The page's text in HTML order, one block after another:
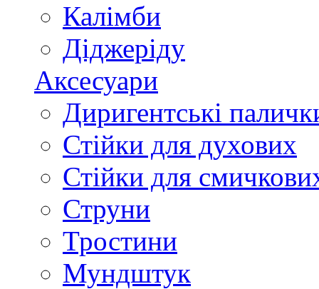
Калімби
Діджеріду
Аксесуари
Диригентські
Стійки для духових
Стійки для
Струни
Тростини
Мундштук